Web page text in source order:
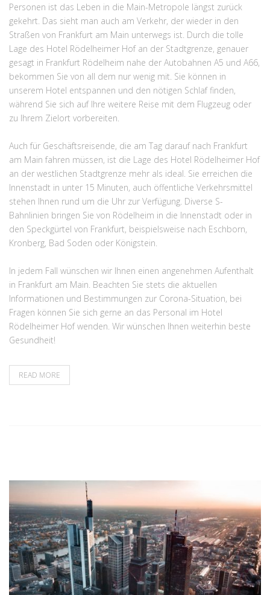
Personen ist das Leben in die Main-Metropole längst zurück
gekehrt. Das sieht man auch am Verkehr, der wieder in den
Straßen von Frankfurt am Main unterwegs ist. Durch die tolle
Lage des Hotel Rödelheimer Hof an der Stadtgrenze, genauer
gesagt in Frankfurt Rödelheim nahe der Autobahnen A5 und A66,
bekommen Sie von all dem nur wenig mit. Sie können in
unserem Hotel entspannen und den nötigen Schlaf finden,
während Sie sich auf Ihre weitere Reise mit dem Flugzeug oder
zu Ihrem Zielort vorbereiten.
Auch für Geschäftsreisende, die am Tag darauf nach Frankfurt
am Main fahren müssen, ist die Lage des Hotel Rödelheimer Hof
an der westlichen Stadtgrenze mehr als ideal. Sie erreichen die
Innenstadt in unter 15 Minuten, auch öffentliche Verkehrsmittel
stehen Ihnen rund um die Uhr zur Verfügung. Diverse S-
Bahnlinien bringen Sie von Rödelheim in die Innenstadt oder in
den Speckgürtel von Frankfurt, beispielsweise nach Eschborn,
Kronberg, Bad Soden oder Königstein.
In jedem Fall wünschen wir Ihnen einen angenehmen Aufenthalt
in Frankfurt am Main. Beachten Sie stets die aktuellen
Informationen und Bestimmungen zur Corona-Situation, bei
Fragen können Sie sich gerne an das Personal im Hotel
Rödelheimer Hof wenden. Wir wünschen Ihnen weiterhin beste
Gesundheit!
READ MORE